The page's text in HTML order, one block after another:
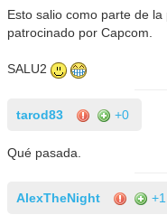
Esto salio como parte de
patrocinado por Capcom.
SALU2
tarod83 +0
Qué pasada.
AlexTheNight +1